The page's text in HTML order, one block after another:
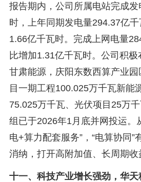
报告期内，公司所属电站完成
时，上年同期发电量294.37亿
1.66亿千瓦时。完成上网电量
比增加1.31亿千瓦时。公司积极
甘肃能源，庆阳东数西算产业
目一期工程100.025万千瓦新能
75.025万千瓦、光伏项目25万
组已于2026年1月底并网投运。
电+算力配套服务”，“电算协同”
消纳，打开高附加值、长周期收
十一、科技产业增长强劲，华